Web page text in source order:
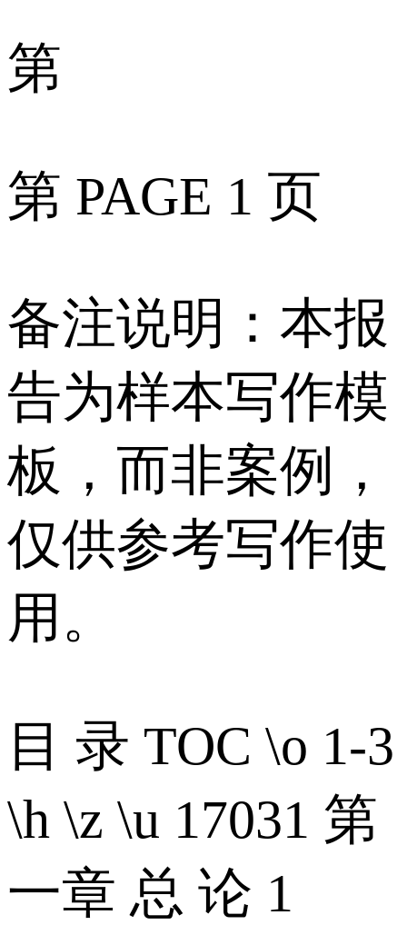
第
第 PAGE 1 页
备注说明：本报
告为样本写作模
板，而非案例，
仅供参考写作使
用。
目 录 TOC \o 1-3
\h \z \u 17031 第
一章 总 论 1